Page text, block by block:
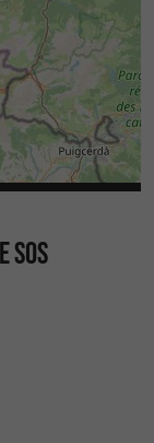
SOS